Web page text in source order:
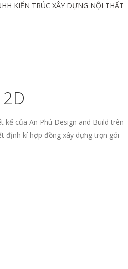
KIẾN TRÚC XÂY DỰNG NỘI THẤT
kế của An Phú Design and Build trên
định kí hợp đồng xây dựng trọn gói